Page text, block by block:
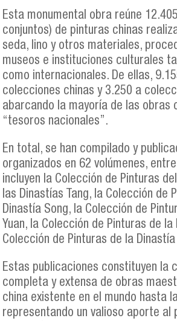
Esta monumental obra reúne
conjuntos) de pinturas chinas
seda, lino y otros materiales,
museos e instituciones culturales
como internacionales. De ellas,
colecciones chinas y 3.250 a
abarcando la mayoría de las obras
“tesoros nacionales”.
En total, se han compilado y
organizados en 62 volúmenes,
incluyen la Colección de Pinturas
las Dinastías Tang, la Colección de
Dinastía Song, la Colección de
Yuan, la Colección de Pinturas de
Colección de Pinturas de la Dinastía
Estas publicaciones constituyen la
completa y extensa de obras
china existente en el mundo hasta
representando un valioso aporte al